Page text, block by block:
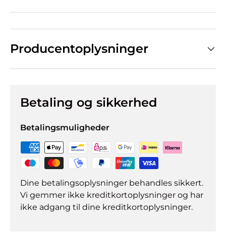
Producentoplysninger
Betaling og sikkerhed
Betalingsmuligheder
Dine betalingsoplysninger behandles sikkert.
Vi gemmer ikke kreditkortoplysninger og har
ikke adgang til dine kreditkortoplysninger.